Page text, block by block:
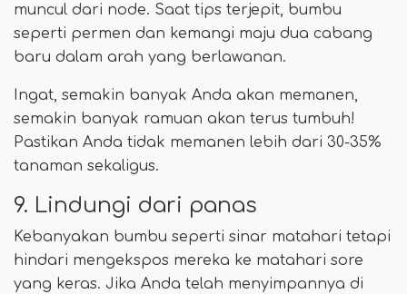
muncul dari node. Saat tips terjepit, bumbu
seperti permen dan kemangi maju dua cabang
baru dalam arah yang berlawanan.
Ingat, semakin banyak Anda akan memanen,
semakin banyak ramuan akan terus tumbuh!
Pastikan Anda tidak memanen lebih dari 30-35%
tanaman sekaligus.
9. Lindungi dari panas
Kebanyakan bumbu seperti sinar matahari tetapi
hindari mengekspos mereka ke matahari sore
yang keras. Jika Anda telah menyimpannya di